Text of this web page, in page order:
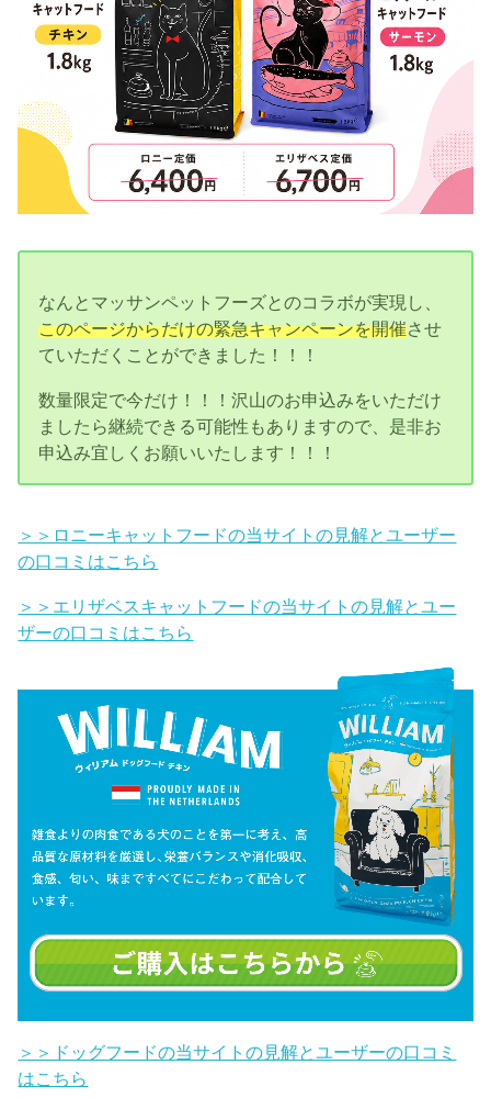
なんとマッサンペットフーズとのコラボが実現し、
このページからだけの緊急キャンペーンを開催させ
ていただくことができました！！！
数量限定で今だけ！！！沢山のお申込みをいただけ
ましたら継続できる可能性もありますので、是非お
申込み宜しくお願いいたします！！！
＞＞ロニーキャットフードの当サイトの見解とユーザー
の口コミはこちら
＞＞エリザベスキャットフードの当サイトの見解とユー
ザーの口コミはこちら
＞＞ドッグフードの当サイトの見解とユーザーの口コミ
はこちら